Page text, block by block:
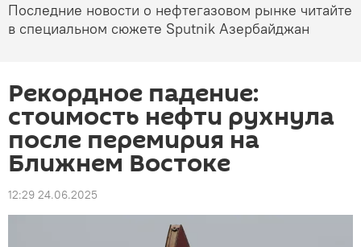
Последние новости о нефтегазовом рынке читайте
в специальном сюжете Sputnik Азербайджан
Рекордное падение:
стоимость нефти рухнула
после перемирия на
Ближнем Востоке
12:29 24.06.2025